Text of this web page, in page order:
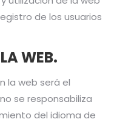
de los usuarios
WEB.
la web será el
no se responsabiliza
del idioma de